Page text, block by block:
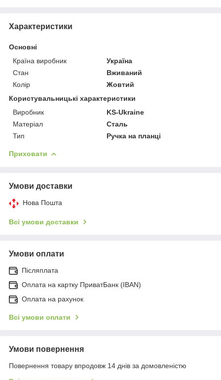
Характеристики
Основні
Країна виробник
Україна
Стан
Вживаний
Колір
Жовтий
Користувальницькі характеристики
Виробник
KS-Ukraine
Матеріал
Сталь
Тип
Ручка на планці
Приховати
Умови доставки
Нова Пошта
Всі умови доставки
Умови оплати
Післяплата
Оплата на картку ПриватБанк (IBAN)
Оплата на рахунок
Всі умови оплати
Умови повернення
Повернення товару впродовж 14 днів за домовленістю